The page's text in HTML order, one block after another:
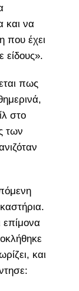
και να
που έχει
είδους».
πως
στο
των
επίμονα
και